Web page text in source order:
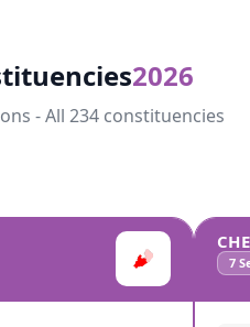
2026
- All 234 constituencies
7